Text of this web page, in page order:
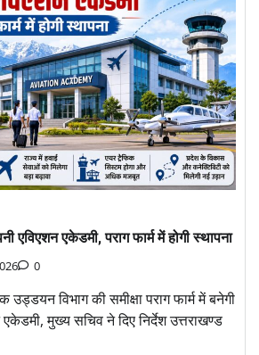
एविएशन एकेडमी, पराग फार्म में होगी स्थापना
0
विभाग की समीक्षा पराग फार्म में बनेगी
मुख्य सचिव ने दिए निर्देश उत्तराखण्ड